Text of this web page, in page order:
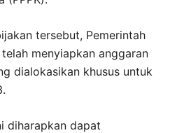
tersebut, Pemerintah
menyiapkan anggaran
dialokasikan khusus untuk
diharapkan dapat